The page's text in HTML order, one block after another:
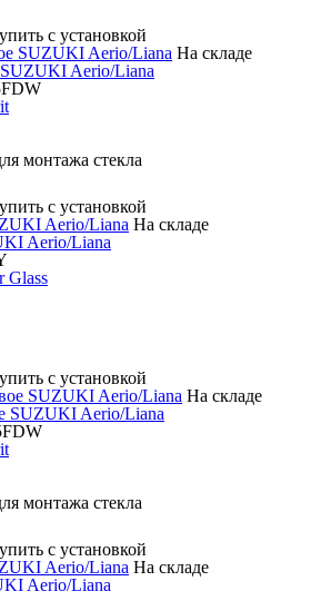
с установкой
На складе
SUZUKI Aerio/Liana
монтажа стекла
с установкой
На складе
Aerio/Liana
Glass
с установкой
На складе
SUZUKI Aerio/Liana
монтажа стекла
с установкой
На складе
Aerio/Liana